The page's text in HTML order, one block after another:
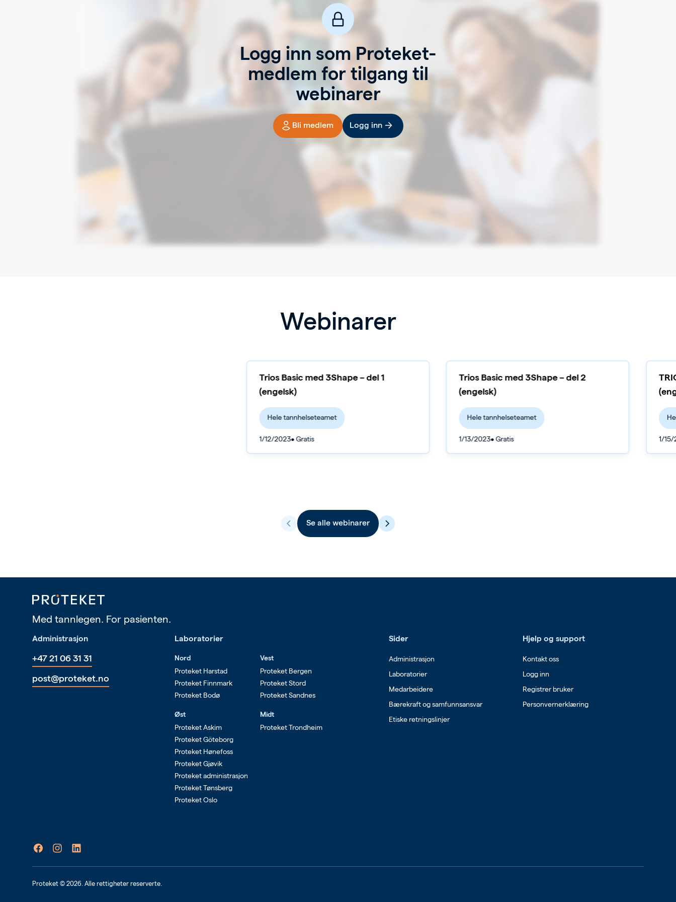
Logg inn som Proteket-
medlem for tilgang til
webinarer
Bli medlem Logg inn
Webinarer
Trios Basic med 3Shape – del 1
(engelsk)
Hele tannhelseteamet
1/12/2023• Gratis
Trios Basic med 3Shape – del 2
(engelsk)
Hele tannhelseteamet
1/13/2023• Gratis 1/
Se alle webinarer
Med tannlegen. For pasienten.
Administrasjon
+47 21 06 31 31
post@proteket.no
Laboratorier
Nord
Proteket Harstad
Proteket Finnmark
Proteket Bodø
Vest
Proteket Bergen
Proteket Stord
Proteket Sandnes
Øst
Proteket Askim
Proteket Göteborg
Proteket Hønefoss
Proteket Gjøvik
Proteket administrasjon
Proteket Tønsberg
Proteket Oslo
Midt
Proteket Trondheim
Sider
Administrasjon
Laboratorier
Medarbeidere
Bærekraft og samfunnsansvar
Etiske retningslinjer
Hjelp og support
Kontakt oss
Logg inn
Registrer bruker
Personvernerklæring
Proteket © 2026 . Alle rettigheter reserverte.